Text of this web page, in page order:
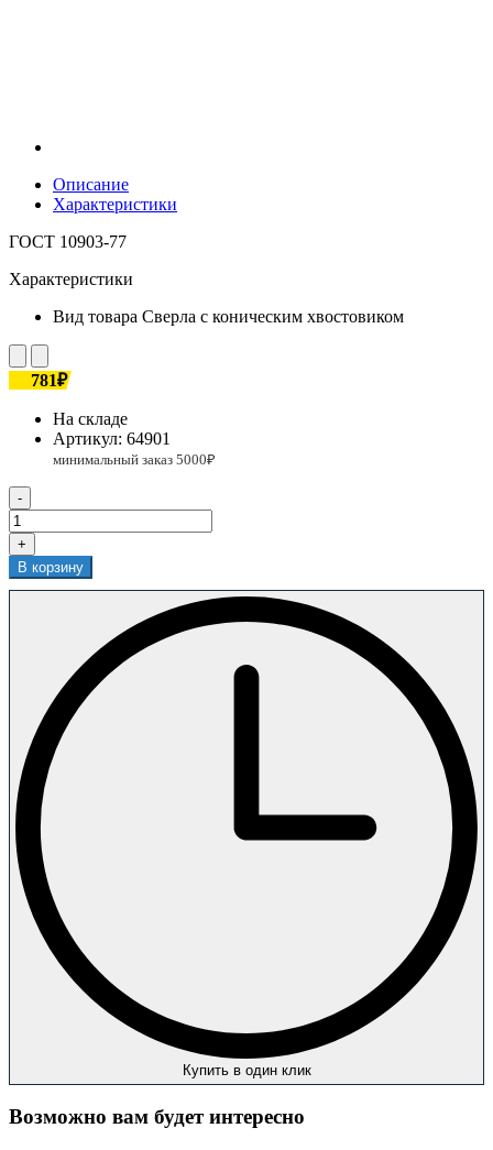
Описание
Характеристики
ГОСТ 10903-77
Характеристики
Вид товара Сверла с коническим хвостовиком
781₽
На складе
Артикул: 64901
-
+
В корзину
Купить в один клик
Возможно вам будет интересно